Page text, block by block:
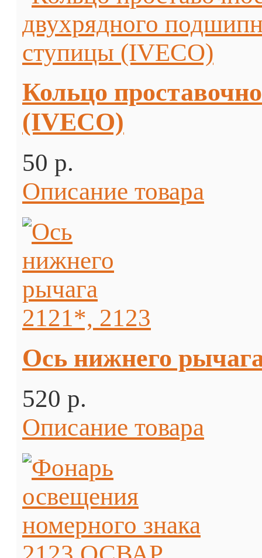
Кольцо
(IVECO)
50 p.
Описание товара
Ось нижнего
520 p.
Описание товара